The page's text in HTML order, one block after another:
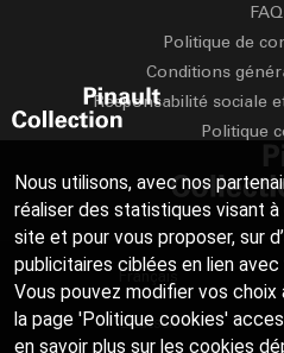
FAQ
Politique de
Conditions
Responsabilité sociale
Politique
Français
Deutsch
Nous utilisons, avec nos
réaliser des statistiques visant
site et pour vous proposer, sur
publicitaires ciblées en lien
Vous pouvez modifier vos
la page 'Politique cookies'
en savoir plus sur les cookies